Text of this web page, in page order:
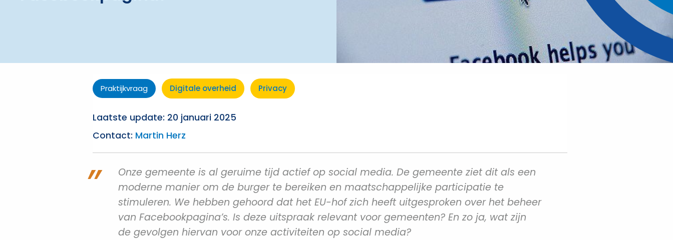
Praktijkvraag Digitale overheid Privacy
Laatste update: 20 januari 2025
Contact: Martin Herz
Onze gemeente is al geruime tijd actief op social media. De gemeente ziet dit als een
moderne manier om de burger te bereiken en maatschappelijke participatie te
stimuleren. We hebben gehoord dat het EU-hof zich heeft uitgesproken over het beheer
van Facebookpagina’s. Is deze uitspraak relevant voor gemeenten? En zo ja, wat zijn
de gevolgen hiervan voor onze activiteiten op social media?